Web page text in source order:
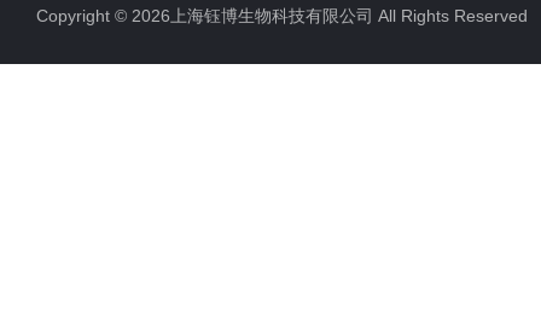
Copyright © 2026上海钰博生物科技有限公司 All Rights